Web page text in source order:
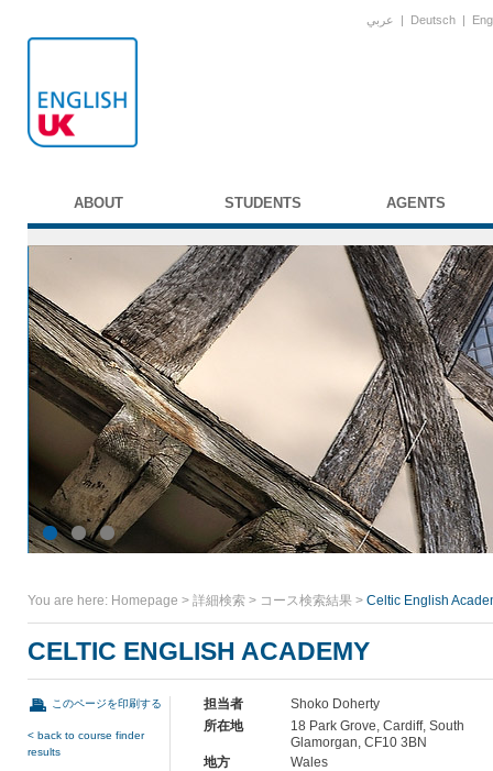
عربي | Deutsch |
ABOUT STUDENTS AGENTS
You are here: Homepage > 詳細検索 > コース検索結果 > Celtic English
CELTIC ENGLISH ACADEMY
このページを印刷する
< back to course finder
results
担当者
Shoko Doherty
所在地
18 Park Grove, Cardiff, South
Glamorgan, CF10 3BN
地方
Wales